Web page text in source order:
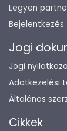
Legyen
Bejelentkezés
Jogi
Jogi
Adatkezelési
Általános
Cikkek